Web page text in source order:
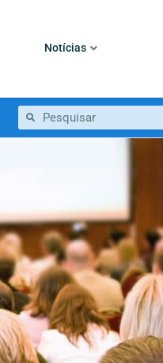
Notícias